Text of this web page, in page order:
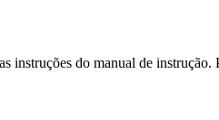
instruções do manual de